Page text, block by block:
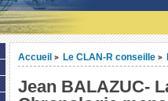
Accueil > Le CLAN-R conseille >
Jean BALAZUC-